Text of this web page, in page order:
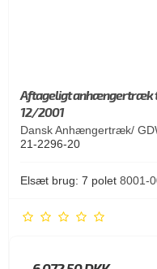
Aftageligt anhængertræk
12/2001
Dansk Anhængertræk/
21-2296-20
Elsæt brug: 7 polet 8001-